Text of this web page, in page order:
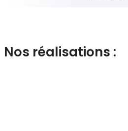
Nos réalisations :